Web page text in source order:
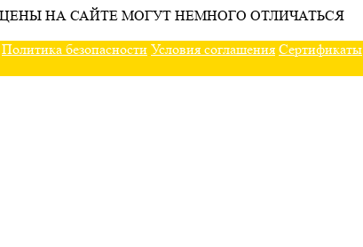
НА САЙТЕ МОГУТ НЕМНОГО ОТЛИЧАТЬСЯ
Политика безопасности Условия соглашения Сертификаты